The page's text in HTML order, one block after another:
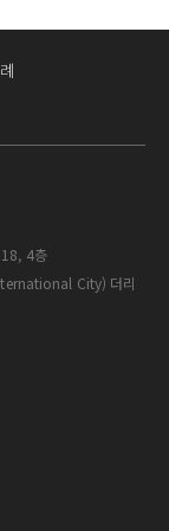
4층
City) 더리